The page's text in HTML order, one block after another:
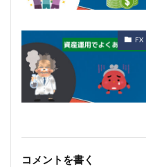
FX
コメントを書く